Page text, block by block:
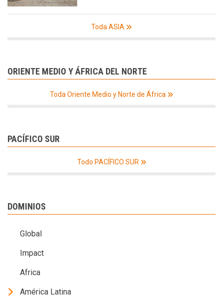
Toda ASIA
ORIENTE MEDIO Y ÁFRICA DEL NORTE
Toda Oriente Medio y Norte de África
PACÍFICO SUR
Todo PACÍFICO SUR
DOMINIOS
Global
Impact
Africa
América Latina